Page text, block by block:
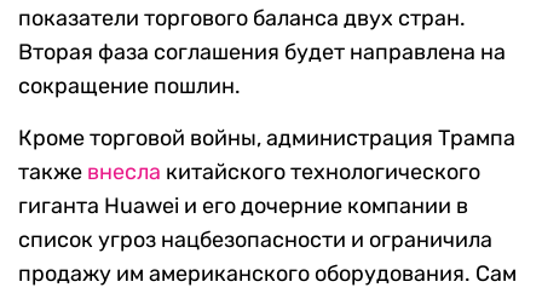
показатели торгового баланса двух стран.
Вторая фаза соглашения будет направлена на
сокращение пошлин.
Кроме торговой войны, администрация Трампа
также внесла китайского технологического
гиганта Huawei и его дочерние компании в
список угроз нацбезопасности и ограничила
продажу им американского оборудования. Сам